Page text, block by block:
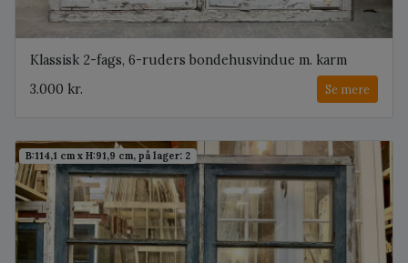
Klassisk 2-fags, 6-ruders bondehusvindue m. karm
3.000 kr.
Se mere
B:114,1 cm x H:91,9 cm, på lager: 2